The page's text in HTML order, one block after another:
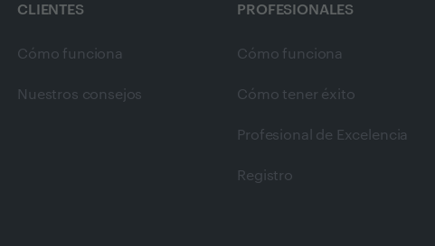
CLIENTES
Cómo funciona
Nuestros consejos
PROFESIONALES
Cómo funciona
Cómo tener éxito
Profesional de Excelencia
Registro